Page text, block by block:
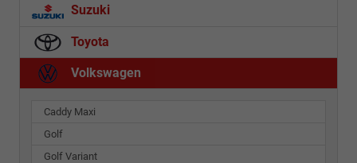
Suzuki
Toyota
Volkswagen
Caddy Maxi
Golf
Golf Variant